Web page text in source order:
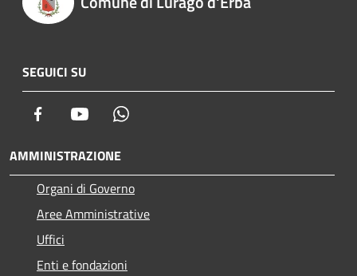
SEGUICI SU
Facebook Youtube
AMMINISTRAZIONE
Organi di Governo
Aree Amministrative
Uffici
Enti e fondazioni